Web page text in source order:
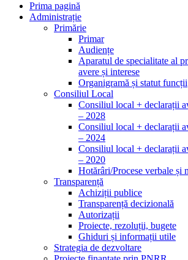
Prima pagină
Administrație
Primărie
Primar
Audiențe
Aparatul de specialitate al
avere și interese
Organigramă și statut funcții
Consiliul Local
Consiliul local + declarații
– 2028
Consiliul local + declarații
– 2024
Consiliul local + declarații
– 2020
Hotărâri/Procese verbale și
Transparență
Achiziții publice
Transparență decizională
Autorizații
Proiecte, rezoluții, bugete
Ghiduri și informații utile
Strategia de dezvoltare